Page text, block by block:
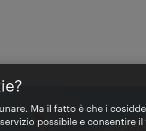
Ma il fatto è che i
possibile e consentire